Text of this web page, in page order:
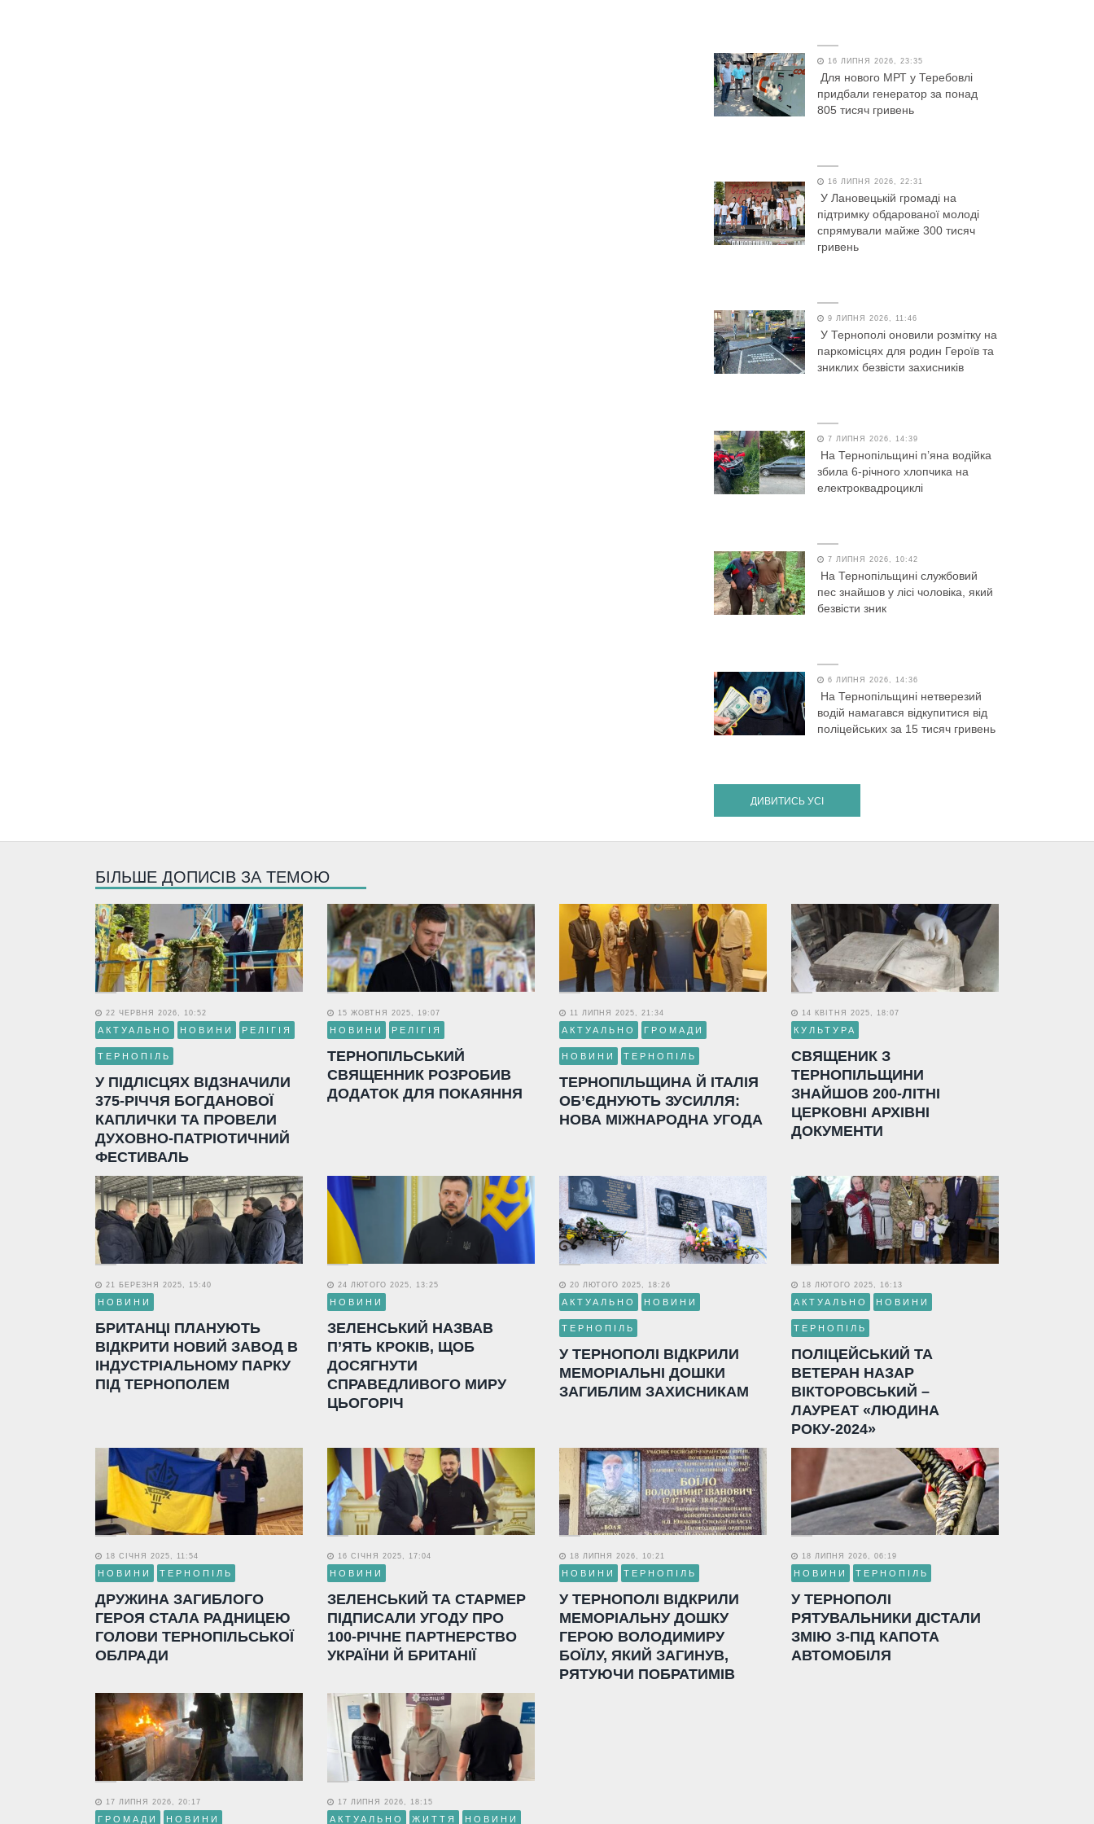
16 ЛИПНЯ 2026, 23:35
Для нового МРТ у Теребовлі
придбали генератор за понад
805 тисяч гривень
16 ЛИПНЯ 2026, 22:31
У Лановецькій громаді на
підтримку обдарованої молоді
спрямували майже 300 тисяч
гривень
9 ЛИПНЯ 2026, 11:46
У Тернополі оновили розмітку на
паркомісцях для родин Героїв та
зниклих безвісти захисників
7 ЛИПНЯ 2026, 14:39
На Тернопільщині п’яна водійка
збила 6-річного хлопчика на
електроквадроциклі
7 ЛИПНЯ 2026, 10:42
На Тернопільщині службовий
пес знайшов у лісі чоловіка, який
безвісти зник
6 ЛИПНЯ 2026, 14:36
На Тернопільщині нетверезий
водій намагався відкупитися від
поліцейських за 15 тисяч гривень
ДИВИТИСЬ УСІ
БІЛЬШЕ ДОПИСІВ ЗА ТЕМОЮ
22 ЧЕРВНЯ 2026, 10:52
АКТУАЛЬНО НОВИНИ РЕЛІГІЯ
ТЕРНОПІЛЬ
У ПІДЛІСЦЯХ ВІДЗНАЧИЛИ
375-РІЧЧЯ БОГДАНОВОЇ
КАПЛИЧКИ ТА ПРОВЕЛИ
ДУХОВНО-ПАТРІОТИЧНИЙ
ФЕСТИВАЛЬ
15 ЖОВТНЯ 2025, 19:07
НОВИНИ РЕЛІГІЯ
ТЕРНОПІЛЬСЬКИЙ
СВЯЩЕННИК РОЗРОБИВ
ДОДАТОК ДЛЯ ПОКАЯННЯ
11 ЛИПНЯ 2025, 21:34
АКТУАЛЬНО ГРОМАДИ
НОВИНИ ТЕРНОПІЛЬ
ТЕРНОПІЛЬЩИНА Й ІТАЛІЯ
ОБ’ЄДНУЮТЬ ЗУСИЛЛЯ:
НОВА МІЖНАРОДНА УГОДА
14 КВІТНЯ 2025, 18:07
КУЛЬТУРА
СВЯЩЕНИК З
ТЕРНОПІЛЬЩИНИ
ЗНАЙШОВ 200-ЛІТНІ
ЦЕРКОВНІ АРХІВНІ
ДОКУМЕНТИ
21 БЕРЕЗНЯ 2025, 15:40
НОВИНИ
БРИТАНЦІ ПЛАНУЮТЬ
ВІДКРИТИ НОВИЙ ЗАВОД В
ІНДУСТРІАЛЬНОМУ ПАРКУ
ПІД ТЕРНОПОЛЕМ
24 ЛЮТОГО 2025, 13:25
НОВИНИ
ЗЕЛЕНСЬКИЙ НАЗВАВ
П’ЯТЬ КРОКІВ, ЩОБ
ДОСЯГНУТИ
СПРАВЕДЛИВОГО МИРУ
ЦЬОГОРІЧ
20 ЛЮТОГО 2025, 18:26
АКТУАЛЬНО НОВИНИ
ТЕРНОПІЛЬ
У ТЕРНОПОЛІ ВІДКРИЛИ
МЕМОРІАЛЬНІ ДОШКИ
ЗАГИБЛИМ ЗАХИСНИКАМ
18 ЛЮТОГО 2025, 16:13
АКТУАЛЬНО НОВИНИ
ТЕРНОПІЛЬ
ПОЛІЦЕЙСЬКИЙ ТА
ВЕТЕРАН НАЗАР
ВІКТОРОВСЬКИЙ –
ЛАУРЕАТ «ЛЮДИНА
РОКУ-2024»
18 СІЧНЯ 2025, 11:54
НОВИНИ ТЕРНОПІЛЬ
ДРУЖИНА ЗАГИБЛОГО
ГЕРОЯ СТАЛА РАДНИЦЕЮ
ГОЛОВИ ТЕРНОПІЛЬСЬКОЇ
ОБЛРАДИ
16 СІЧНЯ 2025, 17:04
НОВИНИ
ЗЕЛЕНСЬКИЙ ТА СТАРМЕР
ПІДПИСАЛИ УГОДУ ПРО
100-РІЧНЕ ПАРТНЕРСТВО
УКРАЇНИ Й БРИТАНІЇ
18 ЛИПНЯ 2026, 10:21
НОВИНИ ТЕРНОПІЛЬ
У ТЕРНОПОЛІ ВІДКРИЛИ
МЕМОРІАЛЬНУ ДОШКУ
ГЕРОЮ ВОЛОДИМИРУ
БОЇЛУ, ЯКИЙ ЗАГИНУВ,
РЯТУЮЧИ ПОБРАТИМІВ
18 ЛИПНЯ 2026, 06:19
НОВИНИ ТЕРНОПІЛЬ
У ТЕРНОПОЛІ
РЯТУВАЛЬНИКИ ДІСТАЛИ
ЗМІЮ З-ПІД КАПОТА
АВТОМОБІЛЯ
17 ЛИПНЯ 2026, 20:17
ГРОМАДИ НОВИНИ
17 ЛИПНЯ 2026, 18:15
АКТУАЛЬНО ЖИТТЯ НОВИНИ